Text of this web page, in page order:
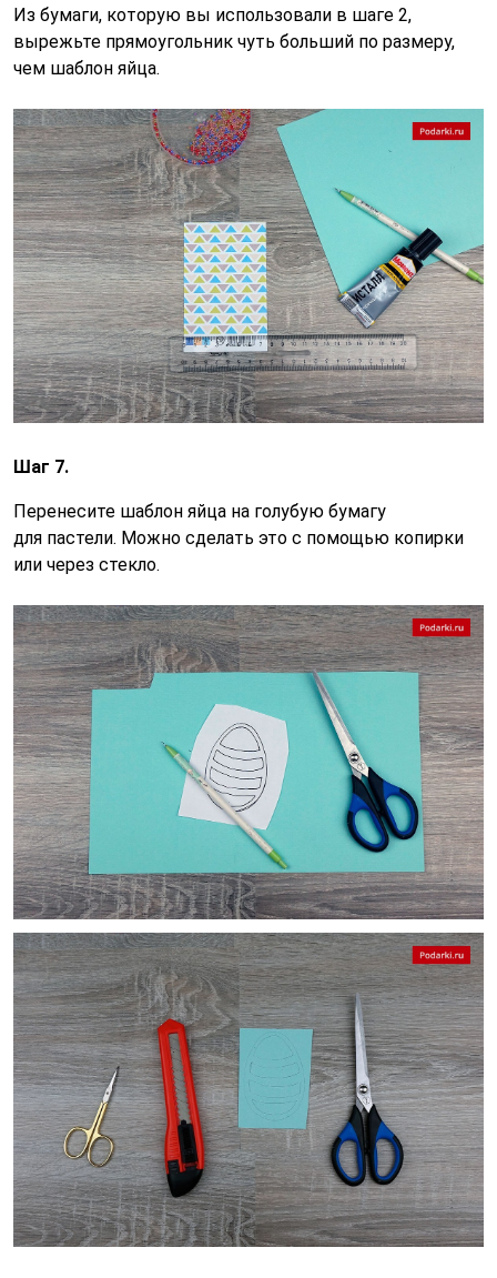
Из бумаги, которую вы использовали в шаге 2,
вырежьте прямоугольник чуть больший по размеру,
чем шаблон яйца.
Шаг 7.
Перенесите шаблон яйца на голубую бумагу
для пастели. Можно сделать это с помощью копирки
или через стекло.